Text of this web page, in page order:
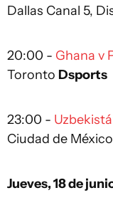
Dallas Canal 5,
20:00 - Ghana v
Toronto Dsports
23:00 -
Ciudad de México
Jueves, 18 de